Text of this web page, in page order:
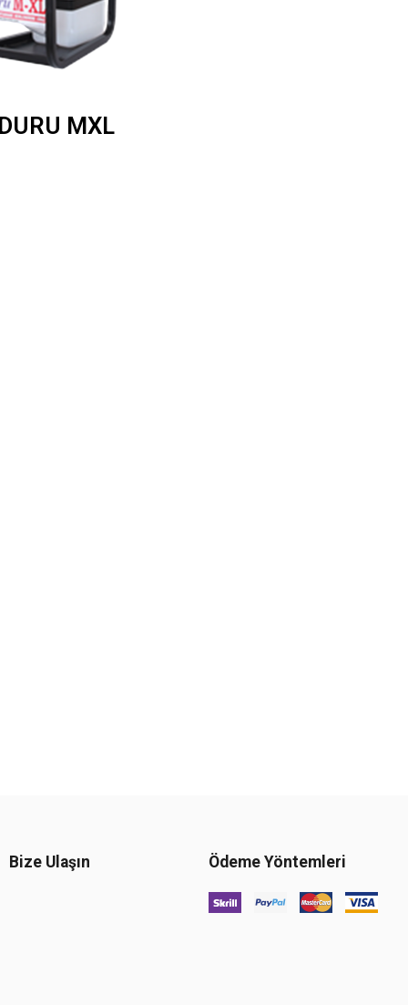
MXL
Bize Ulaşın Ödeme Yöntemleri